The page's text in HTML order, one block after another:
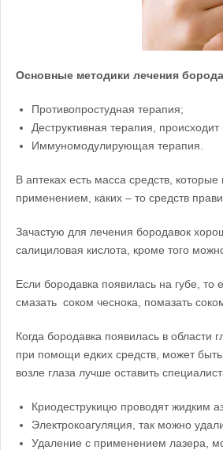
Основные методики лечения
Противопростудная терапия;
Деструктивная терапия,
Иммуномодулирующая терапия.
В аптеках есть масса средств,
применением, каких – то средств
Зачастую для лечения бородавок
салициловая кислота, кроме того
Если бородавка появилась на губе,
смазать соком чеснока, помазать
Когда бородавка появилась в области
при помощи едких средств, может
возле глаза лучше оставить
Криодеструкицю проводят жидким
Электрокоагуляция, так можно
Удаление с применением лазера,